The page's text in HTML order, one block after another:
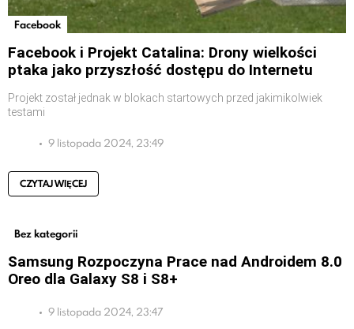
Facebook
Facebook i Projekt Catalina: Drony wielkości
ptaka jako przyszłość dostępu do Internetu
Projekt został jednak w blokach startowych przed jakimikolwiek
testami
9 listopada 2024, 23:49
CZYTAJ WIĘCEJ
Bez kategorii
Samsung Rozpoczyna Prace nad Androidem 8.0
Oreo dla Galaxy S8 i S8+
9 listopada 2024, 23:47